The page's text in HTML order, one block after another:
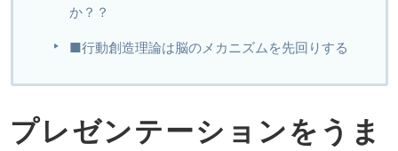
か？？
■行動創造理論は脳のメカニズムを先回りする
プレゼンテーションをうま